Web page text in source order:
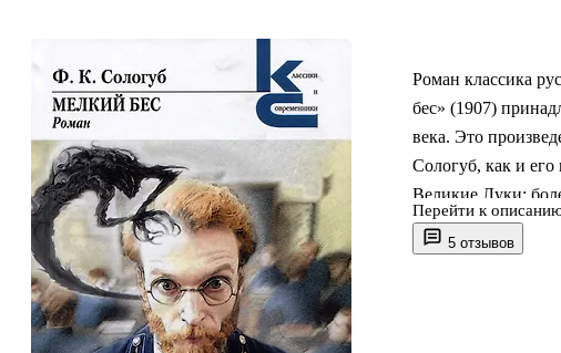
5 отзывов
Роман классика
бес» (1907)
века. Это
Сологуб, как и его
Великие Луки;
некоторые
портреты коллег;
Перейти к